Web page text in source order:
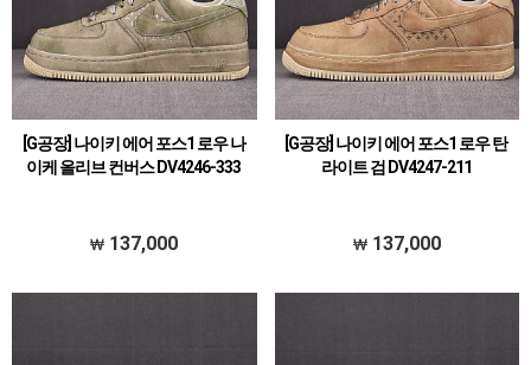
[G공장] 나이키 에어 포스1 로우 나
이케 올리브 컨버스 DV4246-333
137,000
[G공장] 나이키 에어 포스1 로우 탄
라이트 검 DV4247-211
137,000